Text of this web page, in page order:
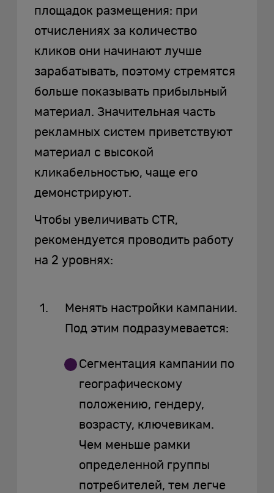
площадок размещения: при
отчислениях за количество
кликов они начинают лучше
зарабатывать, поэтому стремятся
больше показывать прибыльный
материал. Значительная часть
рекламных систем приветствуют
материал с высокой
кликабельностью, чаще его
демонстрируют.
Чтобы увеличивать CTR,
рекомендуется проводить работу
на 2 уровнях:
Менять настройки кампании.
Под этим подразумевается:
Сегментация кампании по
географическому
положению, гендеру,
возрасту, ключевикам.
Чем меньше рамки
определенной группы
потребителей, тем легче